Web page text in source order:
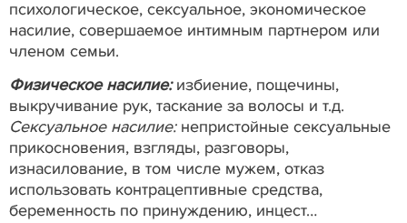
психологическое, сексуальное, экономическое
насилие, совершаемое интимным партнером или
членом семьи.
Физическое насилие:избиение, пощечины,
выкручивание рук, таскание за волосы и т.д.
Сексуальное насилие: непристойные сексуальные
прикосновения, взгляды, разговоры,
изнасилование, в том числе мужем, отказ
использовать контрацептивные средства,
беременность по принуждению, инцест…